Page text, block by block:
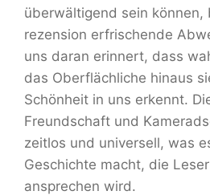
überwältigend sein können,
rezension erfrischende
uns daran erinnert, dass
das Oberflächliche hinaus
Schönheit in uns erkennt.
Freundschaft und
zeitlos und universell, was
Geschichte macht, die
ansprechen wird.